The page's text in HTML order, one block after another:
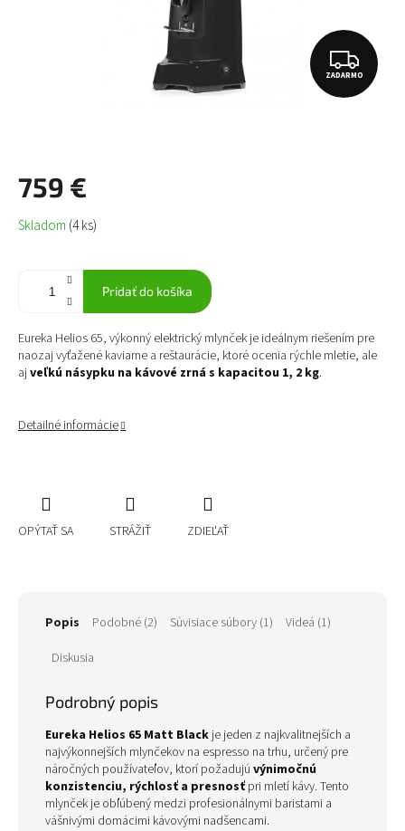
Z
A
ZADARMO
759 €
Jednotková
cena:
Skladom (4 ks)
Pridať do košíka
Eureka Helios 65, výkonný elektrický mlynček je ideálnym riešením pre
naozaj vyťažené kaviarne a reštaurácie, ktoré ocenia rýchle mletie, ale
aj veľkú násypku na kávové zrná s kapacitou 1, 2 kg.
Detailné informácie
OPÝTAŤ SA STRÁŽIŤ ZDIEĽAŤ
Popis Podobné (2) Súvisiace súbory (1)
Videá (1)
Diskusia
Podrobný popis
Eureka Helios 65 Matt Black je jeden z najkvalitnejších a
najvýkonnejších mlynčekov na espresso na trhu, určený pre
náročných používateľov, ktorí požadujú výnimočnú
konzistenciu, rýchlosť a presnosť pri mletí kávy. Tento
mlynček je obľúbený medzi profesionálnymi baristami a
vášnivými domácimi kávovými nadšencami.